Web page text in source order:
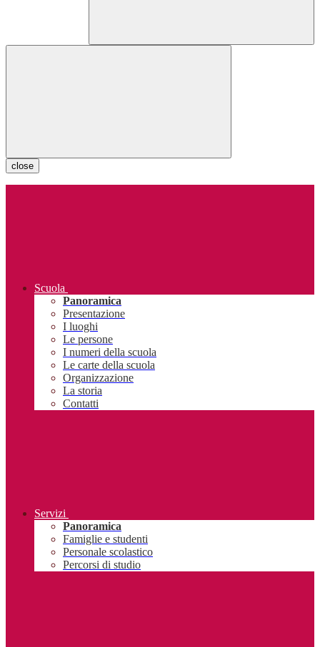
close
Scuola
Panoramica
Presentazione
I luoghi
Le persone
I numeri della scuola
Le carte della scuola
Organizzazione
La storia
Contatti
Servizi
Panoramica
Famiglie e studenti
Personale scolastico
Percorsi di studio